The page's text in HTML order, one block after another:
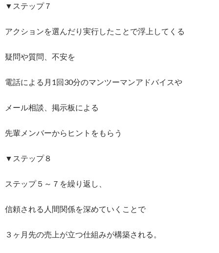
▼ステップ７
アクションを選んだり実行したことで浮上してくる
疑問や質問、不安を
電話による月1回30分のマンツーマンアドバイスや
メール相談、掲示板による
先輩メンバーからヒントをもらう
▼ステップ８
ステップ５～７を繰り返し、
信頼される人間関係を深めていくことで
３ヶ月先の売上が立つ仕組みが構築される。